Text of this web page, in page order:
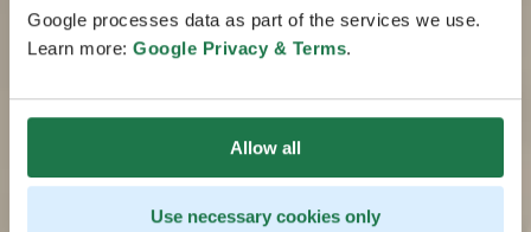
Google processes data as part of the services we use.
Learn more: Google Privacy & Terms.
Allow all
Use necessary cookies only